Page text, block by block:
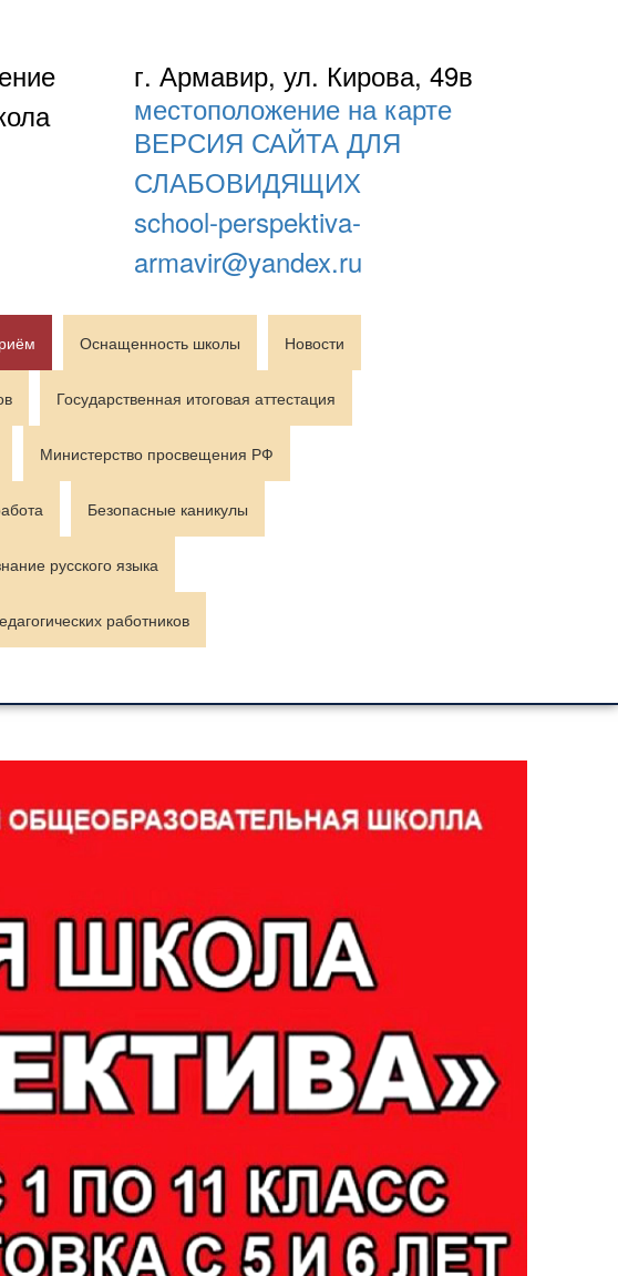
г. Армавир, ул. Кирова, 49в
местоположение на карте
ВЕРСИЯ САЙТА ДЛЯ
СЛАБОВИДЯЩИХ
school-perspektiva-
armavir@yandex.ru
Оснащенность школы Новости
Государственная итоговая аттестация
Министерство просвещения РФ
Безопасные каникулы
русского языка
работников